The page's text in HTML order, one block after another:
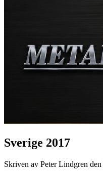
Sverige 2017
Skriven av Peter Lindgren den